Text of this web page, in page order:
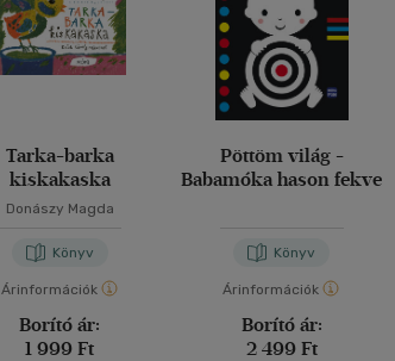
Tarka-barka
kiskakaska
Donászy Magda
Könyv
Árinformációk
Borító ár:
1 999 Ft
Pöttöm világ -
Babamóka hason fekve
Könyv
Árinformációk
Borító ár:
2 499 Ft